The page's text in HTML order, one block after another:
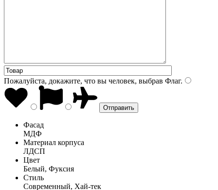
Пожалуйста, докажите, что вы человек, выбрав Флаг.
Фасад
МДФ
Материал корпуса
ЛДСП
Цвет
Белый, Фуксия
Стиль
Современный, Хай-тек